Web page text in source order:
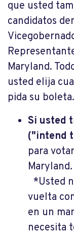
que usted
candidatos
Maryland.
usted elija
pida su boleta.
Si usted
("intend
para
Maryland.
*Usted
vuelta
en un
necesita